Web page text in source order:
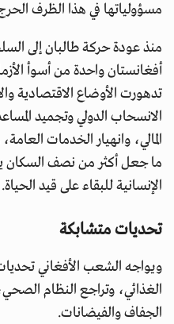
مسؤولياتها في هذا الظرف
أفغانستان واحدة من أسوأ
تدهورت الأوضاع الاقتصادية
الانسحاب الدولي وتجميد
المالي، وانهيار الخدمات
ما جعل أكثر من نصف السكان
الإنسانية للبقاء على قيد الحياة.
تحديات متشابكة
ويواجه الشعب الأفغاني
الغذائي، وتراجع النظام الصحي،
الجفاف والفيضانات.